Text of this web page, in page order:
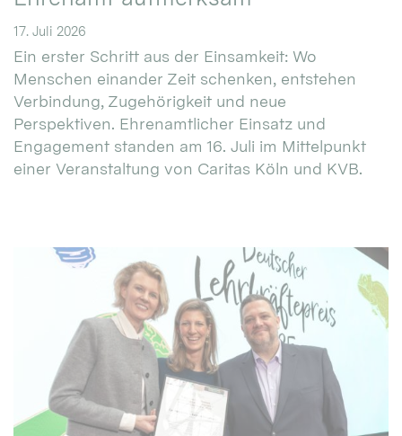
17. Juli 2026
Ein erster Schritt aus der Einsamkeit: Wo
Menschen einander Zeit schenken, entstehen
Verbindung, Zugehörigkeit und neue
Perspektiven. Ehrenamtlicher Einsatz und
Engagement standen am 16. Juli im Mittelpunkt
einer Veranstaltung von Caritas Köln und KVB.